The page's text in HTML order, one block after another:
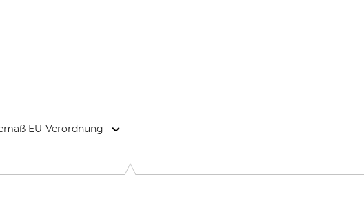
EU-Verordnung